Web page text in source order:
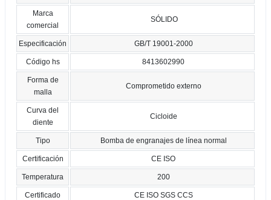
Marca
comercial
SÓLIDO
Especificación GB/T 19001-2000
Código hs 8413602990
Forma de
malla
Comprometido externo
Curva del
diente
Cicloide
Tipo Bomba de engranajes de línea normal
Certificación CE ISO
Temperatura 200
Certificado CE ISO SGS CCS